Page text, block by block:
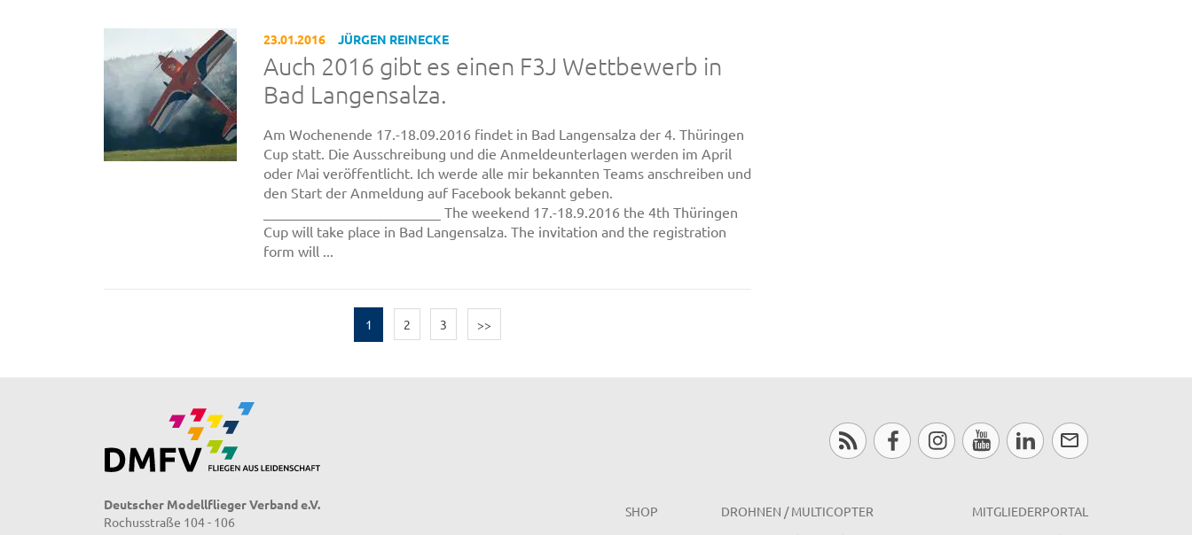
23.01.2016 JÜRGEN REINECKE
Auch 2016 gibt es einen F3J Wettbewerb in
Bad Langensalza.
Am Wochenende 17.-18.09.2016 findet in Bad Langensalza der 4. Thüringen
Cup statt. Die Ausschreibung und die Anmeldeunterlagen werden im April
oder Mai veröffentlicht. Ich werde alle mir bekannten Teams anschreiben und
den Start der Anmeldung auf Facebook bekannt geben.
_________________________ The weekend 17.-18.9.2016 the 4th Thüringen
Cup will take place in Bad Langensalza. The invitation and the registration
form will ...
1 2 3 >>
Deutscher Modellflieger Verband e.V.
Rochusstraße 104 - 106
SHOP
DROHNEN / MULTICOPTER
MITGLIEDERPORTAL